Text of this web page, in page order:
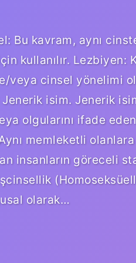
Bu kavram, aynı
kullanılır. Lezbiyen:
veya cinsel yönelimi
isim. Jenerik
olgularını ifade
memleketli
insanların göreceli
olarak…